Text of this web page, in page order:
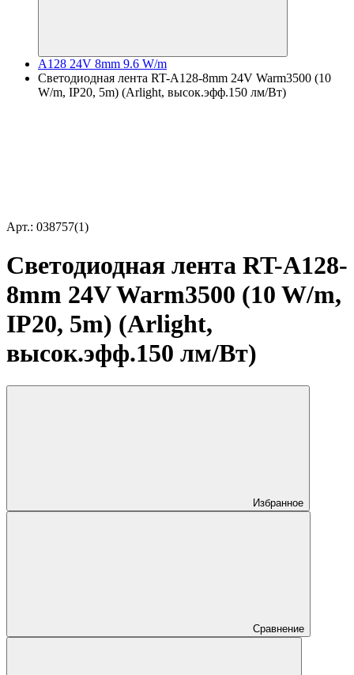
A128 24V 8mm 9.6 W/m
Светодиодная лента RT-A128-8mm 24V Warm3500 (10
W/m, IP20, 5m) (Arlight, высок.эфф.150 лм/Вт)
Арт.: 038757(1)
Светодиодная лента RT-A128-
8mm 24V Warm3500 (10 W/m,
IP20, 5m) (Arlight,
высок.эфф.150 лм/Вт)
Избранное
Сравнение